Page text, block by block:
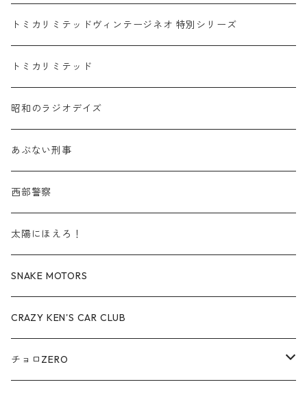
スバル / SUBARU
スズキ / SUZUKI
三菱 / MITSUBISHI
シボレー / Chevrolet
ビー・エム・ダブリュー / BMW
レクサス / LEXUS
アウディ / Audi
ロータス / LOTUS
三菱ふそう/ MITSUBISHI FUSO
赤箱 - 絶版（廃盤）トミカ No.10-19
赤箱 - 絶版（廃盤）トミカ No.60-69
赤箱 - 絶版（廃盤）トミカ No.70-79
赤箱 - 車種別
乗用車
商用車・公用車
TLV - No. LV-10-19
TLV - No. LV-60-69
TLV - No. LV-70-79
乗用車
商用車・公用車
TLVN - NEW LINEUP
TLVN - No. LV-00-219
TLVN - No. LV-00-09
TLVN - No. LV-10-19
TLVN - No. LV-60-69
TLVN - No. LV-70-79
TLVN - 車種別
乗用車
商用車・公用車
トミカリミテッドヴィンテージネオ 特別シリーズ
トミカリミテッド
昭和のラジオデイズ
あぶない刑事
西部警察
太陽にほえろ！
SNAKE MOTORS
CRAZY KEN'S CAR CLUB
チョロZERO